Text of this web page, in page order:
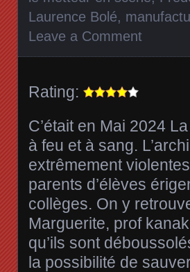
Laurence Bolé,
Leave a Comment
Rating:
C’était en Mai 2024
à feu et à sang.
extrêmement
parents d’élèves
collèges. On y
Marguerite, prof
qu’ils sont
la possibilité de